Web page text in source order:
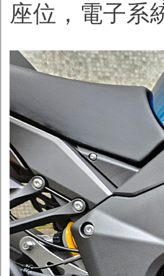
座位，電子系